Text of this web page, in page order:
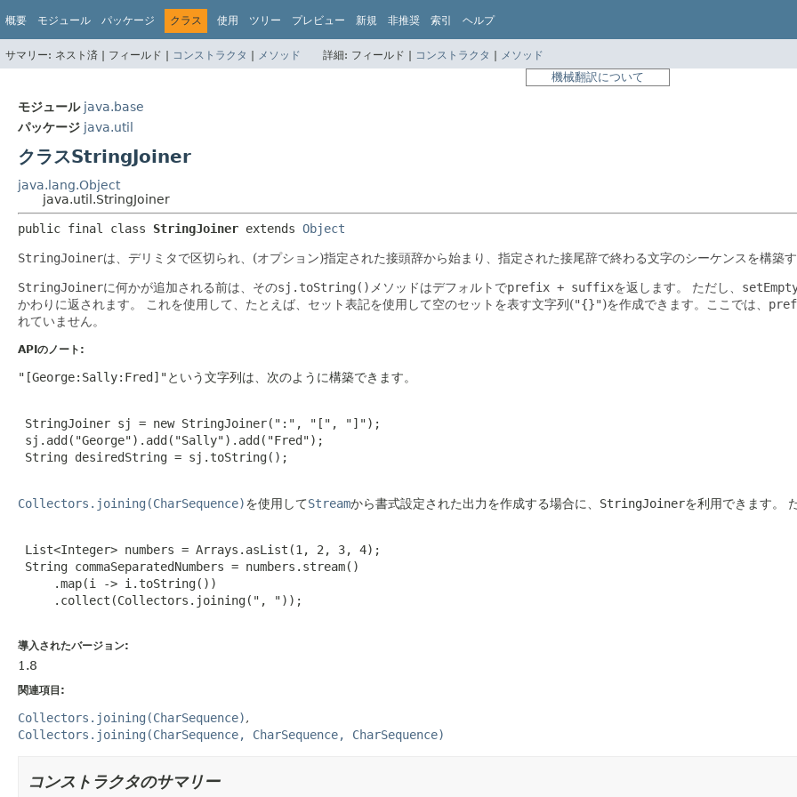
概要 モジュール パッケージ クラス 使用 ツリー プレビュー 新規 非推奨 索引 ヘルプ
サマリー: ネスト済 | フィールド | コンストラクタ | メソッド 詳細: フィールド | コンストラクタ | メソッド
機械翻訳について
モジュール java.base
パッケージ java.util
クラスStringJoiner
java.lang.Object
java.util.StringJoiner
public final class StringJoiner extends Object
StringJoinerは、デリミタで区切られ、(オプション)指定された接頭辞から始まり、指定された接尾辞で終わる文字のシーケンスを構築す
StringJoinerに何かが追加される前は、そのsj.toString() メソッドはデフォルトでprefix + suffixを返します。 ただし、
かわりに返されます。
これを使用して、たとえば、セット表記を使用して空のセットを表す文字列("{}")を作成できます。ここでは、
れていません。
APIのノート:
"[George:Sally:Fred]"という文字列は、次のように構築できます。
StringJoiner sj = new StringJoiner(":", "[", "]");
sj.add("George").add("Sally").add("Fred");
String desiredString = sj.toString();
Collectors.joining(CharSequence)を使用してStreamから書式設定された出力を作成する場合に、 StringJoinerを利用できます。
List<Integer> numbers = Arrays.asList(1, 2, 3, 4);
String commaSeparatedNumbers = numbers.stream()
     .map(i -> i.toString())
     .collect(Collectors.joining(", "));
導入されたバージョン:
1.8
関連項目:
Collectors.joining(CharSequence)
Collectors.joining(CharSequence, CharSequence, CharSequence)
コンストラクタのサマリー